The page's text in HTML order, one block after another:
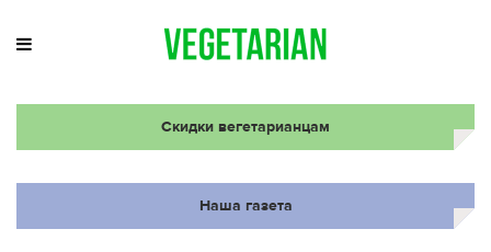
Скидки вегетарианцам
Наша газета